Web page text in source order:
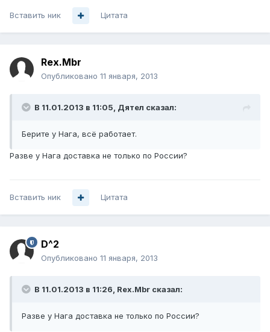
Вставить ник Цитата
Rex.Mbr
Опубликовано 11 января, 2013
В 11.01.2013 в 11:05, Дятел сказал:
Берите у Нага, всё работает.
Разве у Нага доставка не только по России?
Вставить ник Цитата
D^2
Опубликовано 11 января, 2013
В 11.01.2013 в 11:26, Rex.Mbr сказал:
Разве у Нага доставка не только по России?